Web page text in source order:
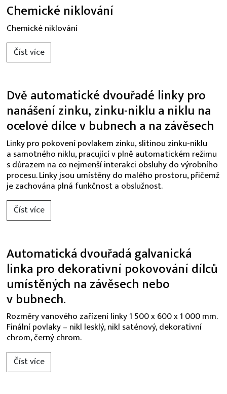
Chemické niklování
Chemické niklování
Číst více
Dvě automatické dvouřadé linky pro
nanášení zinku, zinku-niklu a niklu na
ocelové dílce v bubnech a na závěsech
Linky pro pokovení povlakem zinku, slitinou zinku-niklu
a samotného niklu, pracující v plně automatickém režimu
s důrazem na co nejmenší interakci obsluhy do výrobního
procesu. Linky jsou umístěny do malého prostoru, přičemž
je zachována plná funkčnost a obslužnost.
Číst více
Automatická dvouřadá galvanická
linka pro dekorativní pokovování dílců
umístěných na závěsech nebo
v bubnech.
Rozměry vanového zařízení linky 1 500 x 600 x 1 000 mm.
Finální povlaky – nikl lesklý, nikl saténový, dekorativní
chrom, černý chrom.
Číst více